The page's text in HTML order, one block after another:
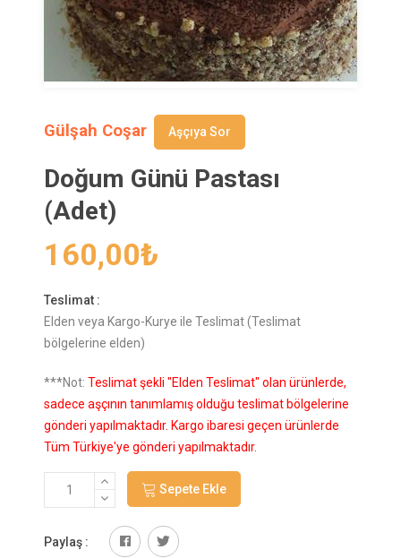
Gülşah Coşar Aşçıya Sor
Doğum Günü Pastası
(Adet)
160,00₺
Teslimat :
Elden veya Kargo-Kurye ile Teslimat (Teslimat
bölgelerine elden)
***Not: Teslimat şekli "Elden Teslimat" olan ürünlerde,
sadece aşçının tanımlamış olduğu teslimat bölgelerine
gönderi yapılmaktadır. Kargo ibaresi geçen ürünlerde
Tüm Türkiye'ye gönderi yapılmaktadır.
Sepete Ekle
Paylaş :